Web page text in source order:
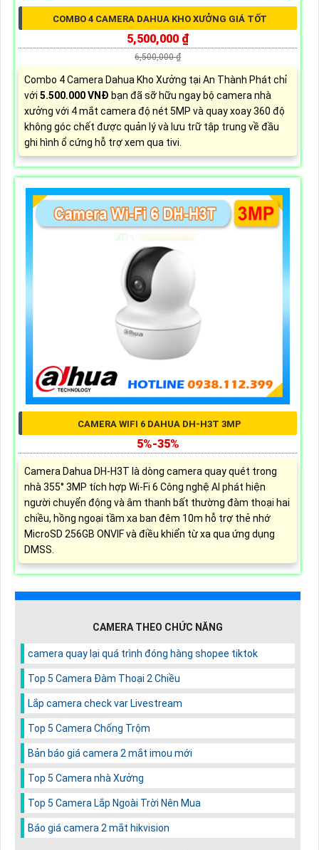
COMBO 4 CAMERA DAHUA KHO XƯỞNG GIÁ TỐT
5,500,000 ₫
6,500,000 ₫
Combo 4 Camera Dahua Kho Xưởng tại An Thành Phát chỉ
với 5.500.000 VNĐ bạn đã sỡ hữu ngay bộ camera nhà
xưởng với 4 mắt camera độ nét 5MP và quay xoay 360 độ
không góc chết được quản lý và lưu trữ tập trung về đầu
ghi hình ổ cứng hỗ trợ xem qua tivi.
CAMERA WIFI 6 DAHUA DH-H3T 3MP
5%-35%
Camera Dahua DH-H3T là dòng camera quay quét trong
nhà 355° 3MP tích hợp Wi-Fi 6 Công nghệ AI phát hiện
người chuyển động và âm thanh bất thường đàm thoại hai
chiều, hồng ngoại tầm xa ban đêm 10m hỗ trợ thẻ nhớ
MicroSD 256GB ONVIF và điều khiển từ xa qua ứng dụng
DMSS.
CAMERA THEO CHỨC NĂNG
camera quay lại quá trình đóng hàng shopee tiktok
Top 5 Camera Đàm Thoại 2 Chiều
Lắp camera check var Livestream
Top 5 Camera Chống Trộm
Bản báo giá camera 2 mắt imou mới
Top 5 Camera nhà Xưởng
Top 5 Camera Lắp Ngoài Trời Nên Mua
Báo giá camera 2 mắt hikvision